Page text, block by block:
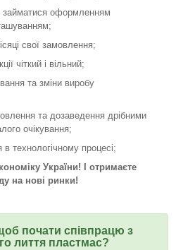
займатися оформленням
свої замовлення;
чіткий і вільний;
та зміни виробу
та дозаведення дрібними
очікування;
в технологічному процесі;
України! І отримаєте
на нові ринки!
почати співпрацю з
лиття пластмас?